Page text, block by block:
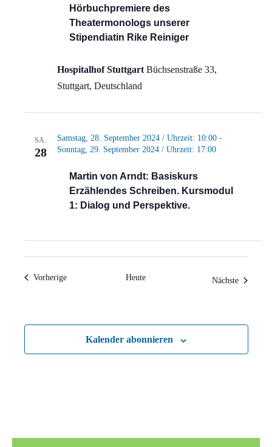
Hörbuchpremiere des
Theatermonologs unserer
Stipendiatin Rike Reiniger
Hospitalhof Stuttgart Büchsenstraße 33,
Stuttgart, Deutschland
SA.
28
Martin von Arndt: Basiskurs
Erzählendes Schreiben. Kursmodul
1: Dialog und Perspektive.
Samstag, 28. September 2024 / Uhrzeit: 10:00-
Sonntag, 29. September 2024 / Uhrzeit: 17:00
VorherigeVeranstaltungen Heute Nächste
Kalender abonnieren